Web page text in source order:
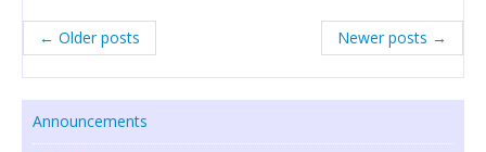
← Older posts Newer posts →
Announcements